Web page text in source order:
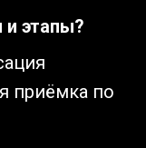
этапы?
приёмка по